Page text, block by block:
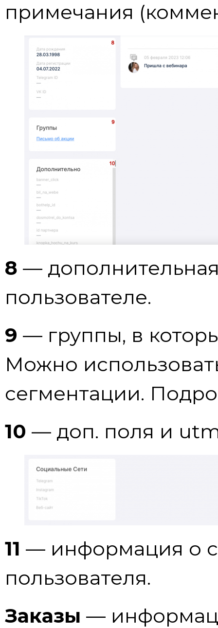
примечания
8 —
пользователе.
9 — группы, в
Можно
сегментации.
10 — доп. поля и
11 — информация о
пользователя.
Заказы —